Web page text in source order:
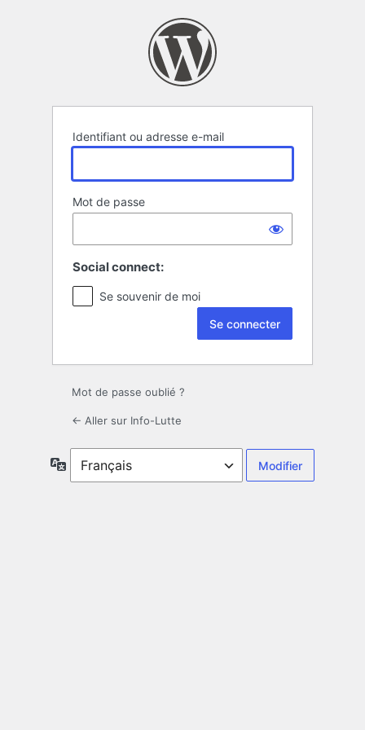
Identifiant ou adresse e-mail
Mot de passe
Social connect:
Se souvenir de moi
Mot de passe oublié ?
← Aller sur Info-Lutte
Langue